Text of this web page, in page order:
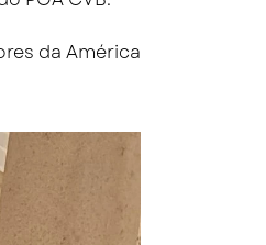
da América